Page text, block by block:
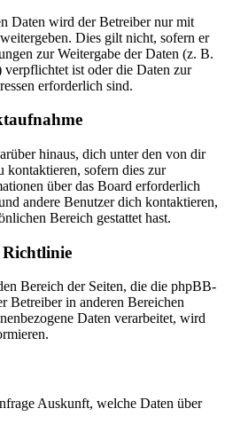
Daten wird der Betreiber nur mit
Dies gilt nicht, sofern er
zur Weitergabe der Daten (z. B.
ist oder die Daten zur
erforderlich sind.
hinaus, dich unter den von dir
kontaktieren, sofern dies zur
über das Board erforderlich
andere Benutzer dich kontaktieren,
Bereich gestattet hast.
Richtlinie
Bereich der Seiten, die die phpBB-
Betreiber in anderen Bereichen
Daten verarbeitet, wird
Auskunft, welche Daten über